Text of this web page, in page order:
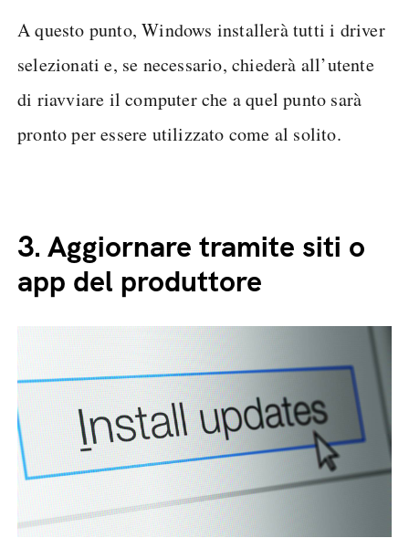
A questo punto, Windows installerà tutti i driver
selezionati e, se necessario, chiederà all’utente
di riavviare il computer che a quel punto sarà
pronto per essere utilizzato come al solito.
3. Aggiornare tramite siti o
app del produttore